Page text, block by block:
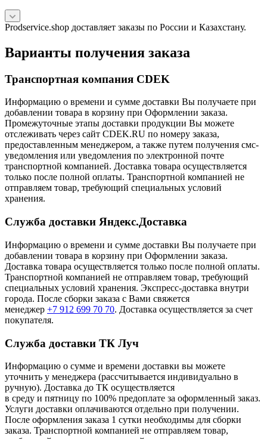
Prodservice.shop доставляет заказы по России и Казахстану.
Варианты получения заказа
Транспортная компания CDEK
Информацию о времени и сумме доставки Вы получаете при
добавлении товара в корзину при Оформлении заказа.
Промежуточные этапы доставки продукции Вы можете
отслеживать через сайт CDEK.RU по номеру заказа,
предоставленным менеджером, а также путем получения смс-
уведомления или уведомления по электронной почте
транспортной компанией. Доставка товара осуществляется
только после полной оплаты. Транспортной компанией не
отправляем товар, требующий специальных условий
хранения.
Служба доставки Яндекс.Доставка
Информацию о времени и сумме доставки Вы получаете при
добавлении товара в корзину при Оформлении заказа.
Доставка товара осуществляется только после полной оплаты.
Транспортной компанией не отправляем товар, требующий
специальных условий хранения. Экспресс-доставка внутри
города. После сборки заказа с Вами свяжется
менеджер +7 912 699 70 70. Доставка осуществляется за счет
покупателя.
Служба доставки ТК Луч
Информацию о сумме и времени доставки вы можете
уточнить у менеджера (рассчитывается индивидуально в
ручную). Доставка до ТК осуществляется
в среду и пятницу по 100% предоплате за оформленный заказ.
Услуги доставки оплачиваются отдельно при получении.
После оформления заказа 1 сутки необходимы для сборки
заказа. Транспортной компанией не отправляем товар,